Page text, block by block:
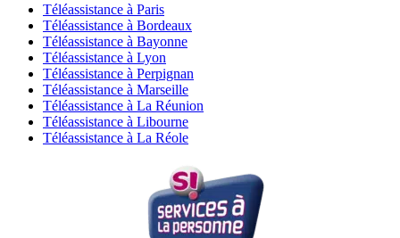
Téléassistance à Paris
Téléassistance à Bordeaux
Téléassistance à Bayonne
Téléassistance à Lyon
Téléassistance à Perpignan
Téléassistance à Marseille
Téléassistance à La Réunion
Téléassistance à Libourne
Téléassistance à La Réole